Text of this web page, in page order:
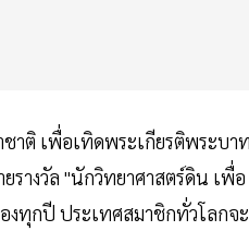
าติ เพื่อเทิดพระเกียรติพระบา
รางวัล "นักวิทยาศาสตร์ดิน เพื่อ
งทุกปี ประเทศสมาชิกทั่วโลกจะ